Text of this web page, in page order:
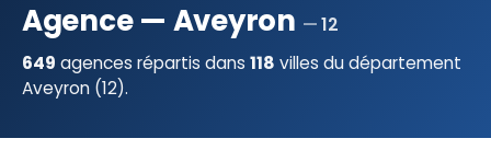
Agence — Aveyron
12
649 agences répartis dans 118 villes du département
Aveyron (12).